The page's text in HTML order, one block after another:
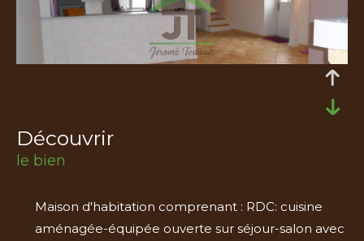
découvrir
le bien
Maison d'habitation comprenant : RDC: cuisine
aménagée-équipée ouverte sur séjour-salon avec